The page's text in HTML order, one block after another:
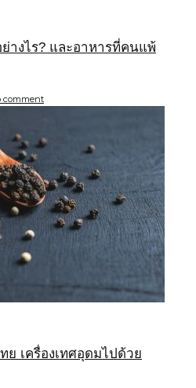
างไร? และอาหารที่คนแพ้
comment
ย เครื่องเทศอุดมไปด้วย